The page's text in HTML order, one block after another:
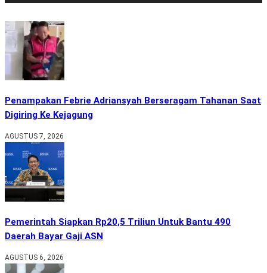
Penampakan Febrie Adriansyah Berseragam Tahanan Saat
Digiring Ke Kejagung
AGUSTUS 7, 2026
Pemerintah Siapkan Rp20,5 Triliun Untuk Bantu 490
Daerah Bayar Gaji ASN
AGUSTUS 6, 2026